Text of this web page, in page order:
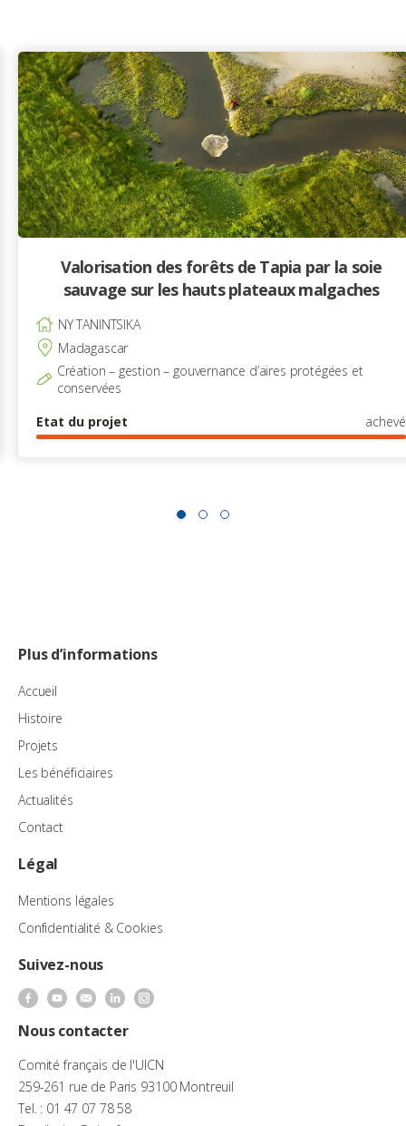
Valorisation des forêts de Tapia par la soie
sauvage sur les hauts plateaux malgaches
NY TANINTSIKA
Madagascar
Création – gestion – gouvernance d’aires protégées et
conservées
Etat du projet
achevé
Plus d’informations
Accueil
Histoire
Projets
Les bénéficiaires
Actualités
Contact
Légal
Mentions légales
Confidentialité & Cookies
Suivez-nous
Nous contacter
Comité français de l'UICN
259-261 rue de Paris 93100 Montreuil
Tel. : 01 47 07 78 58